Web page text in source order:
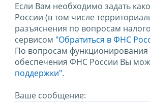
Если Вам необходимо задать
России (в том числе
разъяснения по вопросам
сервисом "Обратиться в ФНС
По вопросам
обеспечения ФНС России Вы
поддержки".
Ваше сообщение: